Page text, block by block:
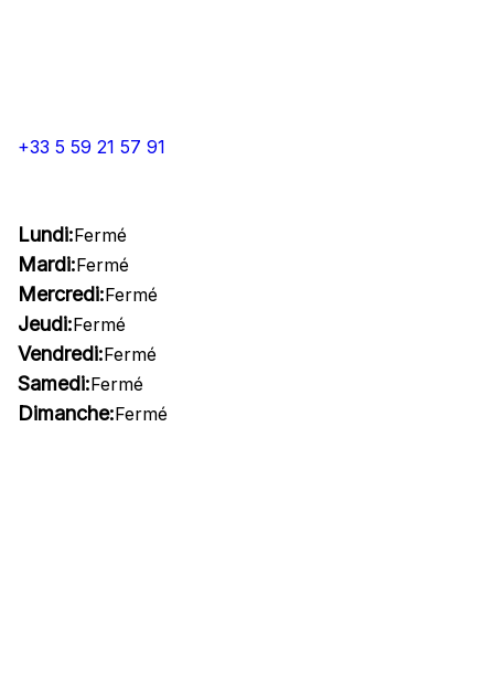
+33 5 59 21 57 91
Lundi:Fermé
Mardi:Fermé
Mercredi:Fermé
Jeudi:Fermé
Vendredi:Fermé
Samedi:Fermé
Dimanche:Fermé